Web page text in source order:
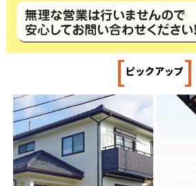
[ピックアップ]